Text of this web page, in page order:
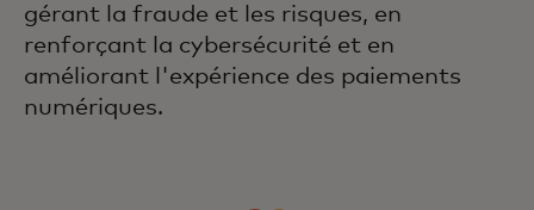
gérant la fraude et les risques, en
renforçant la cybersécurité et en
améliorant l'expérience des paiements
numériques.